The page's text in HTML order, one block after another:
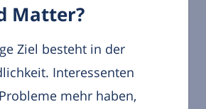
Matter?
Ziel besteht in der
Interessenten
mehr haben,